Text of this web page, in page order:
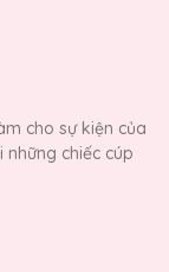
cho sự kiện của
chiếc cúp